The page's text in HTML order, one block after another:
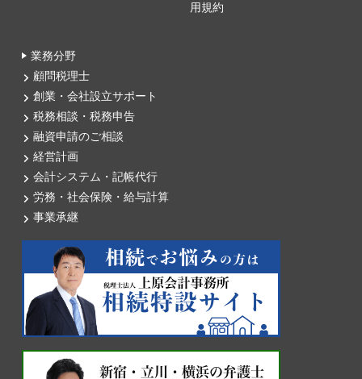
用規約
業務分野
顧問税理士
創業・会社設立サポート
税務相談・税務申告
融資申請のご相談
経営計画
会計システム・記帳代行
労務・社会保険・給与計算
事業承継